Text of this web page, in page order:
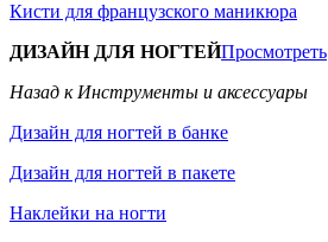
Кисти для французского маникюра
ДИЗАЙН ДЛЯ НОГТЕЙПросмотреть
Назад к Инструменты и аксессуары
Дизайн для ногтей в банке
Дизайн для ногтей в пакете
Наклейки на ногти